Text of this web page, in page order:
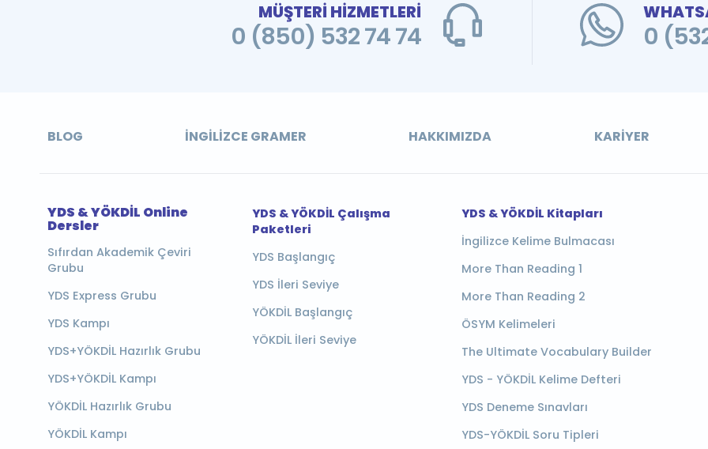
MÜŞTERİ HİZMETLERİ
0 (850) 532 74 74 0
BLOG İNGILIZCE GRAMER HAKKIMIZDA KARIYER
YDS & YÖKDİL Online
Dersler
Sıfırdan Akademik Çeviri
Grubu
YDS Express Grubu
YDS Kampı
YDS+YÖKDİL Hazırlık Grubu
YDS+YÖKDİL Kampı
YÖKDİL Hazırlık Grubu
YÖKDİL Kampı
YDS & YÖKDİL Çalışma
Paketleri
YDS Başlangıç
YDS İleri Seviye
YÖKDİL Başlangıç
YÖKDİL İleri Seviye
YDS & YÖKDİL Kitapları
İngilizce Kelime Bulmacası
More Than Reading 1
More Than Reading 2
ÖSYM Kelimeleri
The Ultimate Vocabulary Builder
YDS - YÖKDİL Kelime Defteri
YDS Deneme Sınavları
YDS-YÖKDİL Soru Tipleri